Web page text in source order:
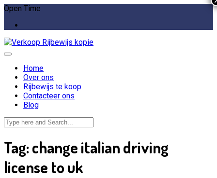
Open Time
Home
Over ons
Rijbewijs te koop
Contacteer ons
Blog
Tag:change italian driving
license to uk